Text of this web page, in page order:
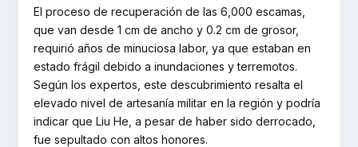
El proceso de recuperación de las 6,000 escamas,
que van desde 1 cm de ancho y 0.2 cm de grosor,
requirió años de minuciosa labor, ya que estaban en
estado frágil debido a inundaciones y terremotos.
Según los expertos, este descubrimiento resalta el
elevado nivel de artesanía militar en la región y podría
indicar que Liu He, a pesar de haber sido derrocado,
fue sepultado con altos honores.